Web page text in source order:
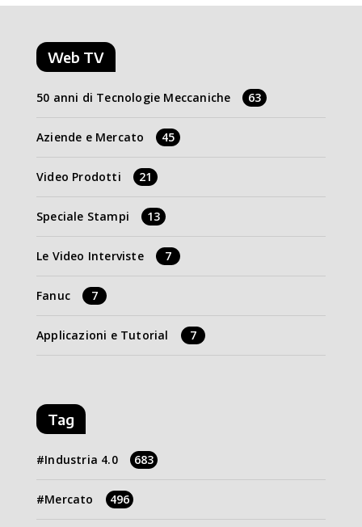
Web TV
50 anni di Tecnologie Meccaniche 63
Aziende e Mercato 45
Video Prodotti 21
Speciale Stampi 13
Le Video Interviste 7
Fanuc 7
Applicazioni e Tutorial 7
Tag
Industria 4.0 683
Mercato 496